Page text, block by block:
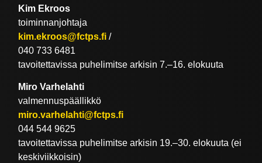
Kim Ekroos
toiminnanjohtaja
kim.ekroos@fctps.fi /
040 733 6481
tavoitettavissa puhelimitse arkisin 7.–16. elokuuta
Miro Varhelahti
valmennuspäällikkö
miro.varhelahti@fctps.fi
044 544 9625
tavoitettavissa puhelimitse arkisin 19.–30. elokuuta (ei
keskiviikkoisin)